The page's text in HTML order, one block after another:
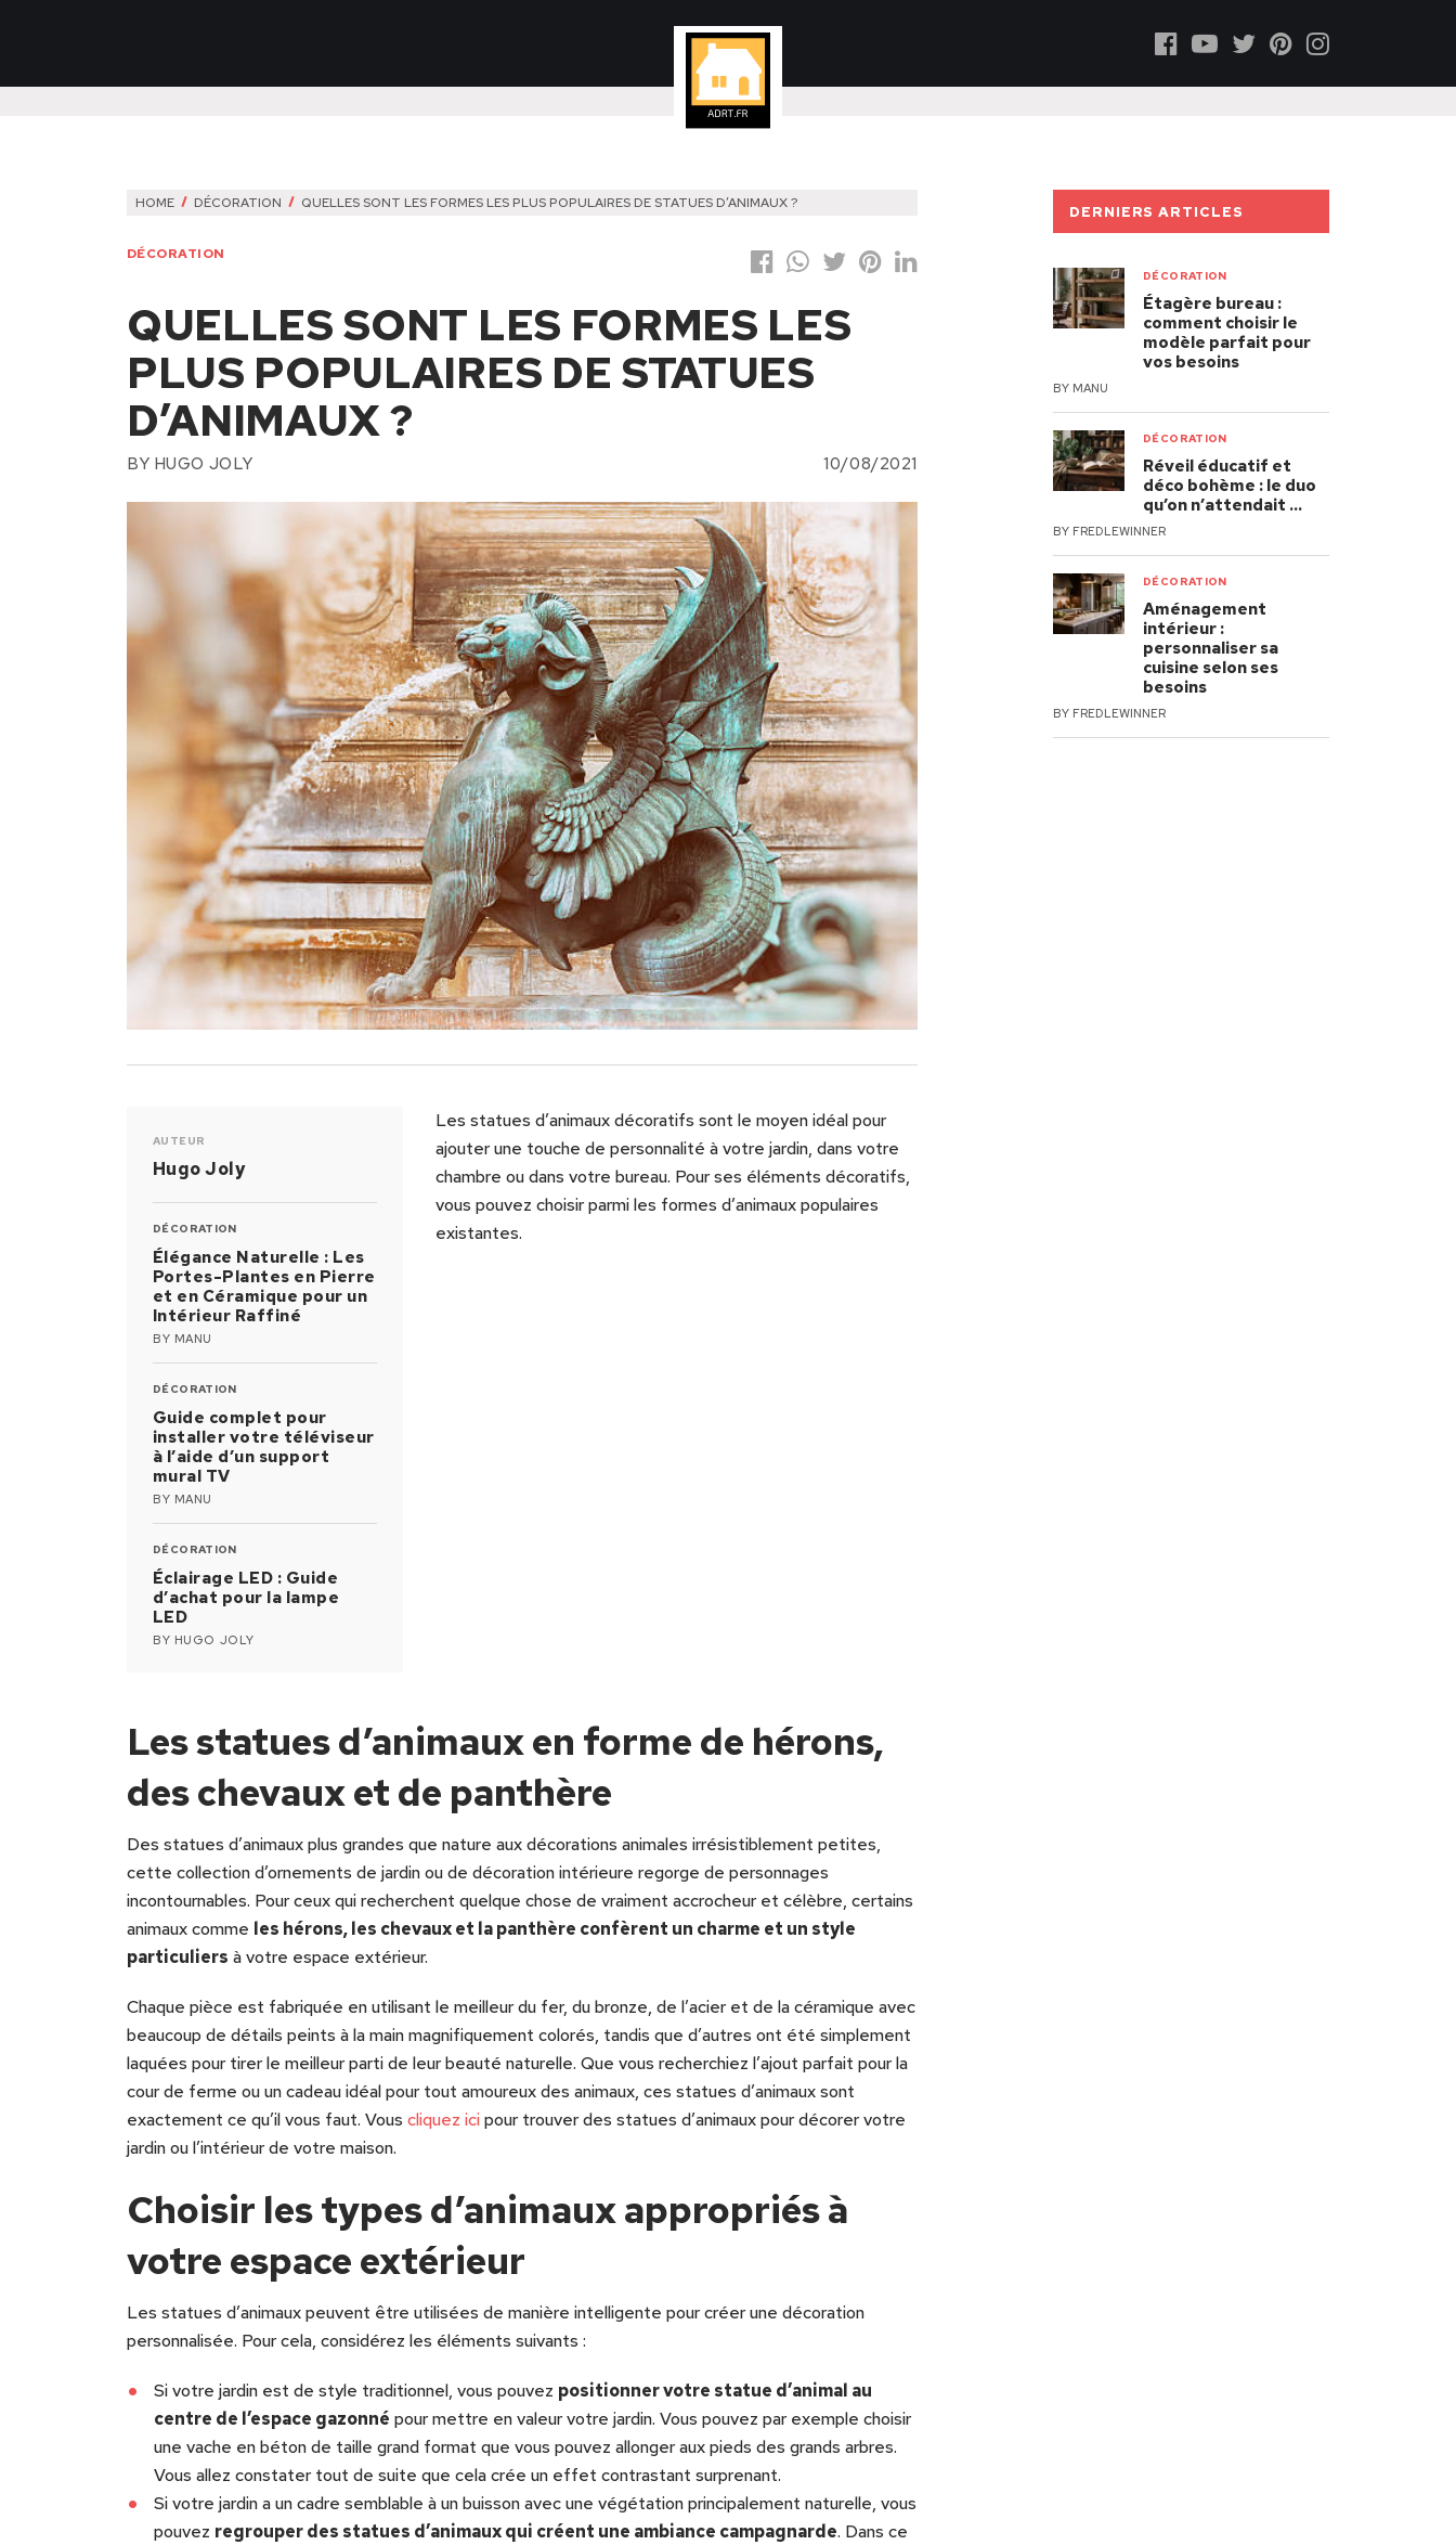
HOME DÉCORATION QUELLES SONT LES FORMES LES PLUS POPULAIRES DE STATUES D’ANIMAUX ?
DÉCORATION
QUELLES SONT LES FORMES LES
PLUS POPULAIRES DE STATUES
D’ANIMAUX ?
BY HUGO JOLY 10/08/2021
AUTEUR
Hugo Joly
DÉCORATION
Élégance Naturelle : Les
Portes-Plantes en Pierre
et en Céramique pour un
Intérieur Raffiné
BY MANU
DÉCORATION
Guide complet pour
installer votre téléviseur
à l’aide d’un support
mural TV
BY MANU
DÉCORATION
Éclairage LED : Guide
d’achat pour la lampe
LED
BY HUGO JOLY
Les statues d’animaux décoratifs sont le moyen idéal pour
ajouter une touche de personnalité à votre jardin, dans votre
chambre ou dans votre bureau. Pour ses éléments décoratifs,
vous pouvez choisir parmi les formes d’animaux populaires
existantes.
Les statues d’animaux en forme de hérons,
des chevaux et de panthère
Des statues d’animaux plus grandes que nature aux décorations animales irrésistiblement petites,
cette collection d’ornements de jardin ou de décoration intérieure regorge de personnages
incontournables. Pour ceux qui recherchent quelque chose de vraiment accrocheur et célèbre, certains
animaux comme les hérons, les chevaux et la panthère confèrent un charme et un style
particuliers à votre espace extérieur.
Chaque pièce est fabriquée en utilisant le meilleur du fer, du bronze, de l’acier et de la céramique avec
beaucoup de détails peints à la main magnifiquement colorés, tandis que d’autres ont été simplement
laquées pour tirer le meilleur parti de leur beauté naturelle. Que vous recherchiez l’ajout parfait pour la
cour de ferme ou un cadeau idéal pour tout amoureux des animaux, ces statues d’animaux sont
exactement ce qu’il vous faut. Vous cliquez icipour trouver des statues d’animaux pour décorer votre
jardin ou l’intérieur de votre maison.
Choisir les types d’animaux appropriés à
votre espace extérieur
Les statues d’animaux peuvent être utilisées de manière intelligente pour créer une décoration
personnalisée. Pour cela, considérez les éléments suivants :
Si votre jardin est de style traditionnel, vous pouvez positionner votre statue d’animal au
centre de l’espace gazonné pour mettre en valeur votre jardin. Vous pouvez par exemple choisir
une vache en béton de taille grand format que vous pouvez allonger aux pieds des grands arbres.
Vous allez constater tout de suite que cela crée un effet contrastant surprenant.
Si votre jardin a un cadre semblable à un buisson avec une végétation principalement naturelle, vous
pouvez regrouper des statues d’animaux qui créent une ambiance campagnarde. Dans ce
DERNIERS ARTICLES
DÉCORATION
Étagère bureau :
comment choisir le
modèle parfait pour
vos besoins
BY MANU
DÉCORATION
Réveil éducatif et
déco bohème : le duo
qu’on n’attendait …
BY FREDLEWINNER
DÉCORATION
Aménagement
intérieur :
personnaliser sa
cuisine selon ses
besoins
BY FREDLEWINNER